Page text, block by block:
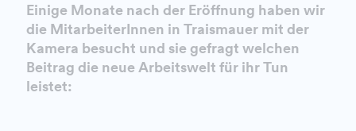
Einige Monate nach der Eröffnung haben wir
die MitarbeiterInnen in Traismauer mit der
Kamera besucht und sie gefragt welchen
Beitrag die neue Arbeitswelt für ihr Tun
leistet: